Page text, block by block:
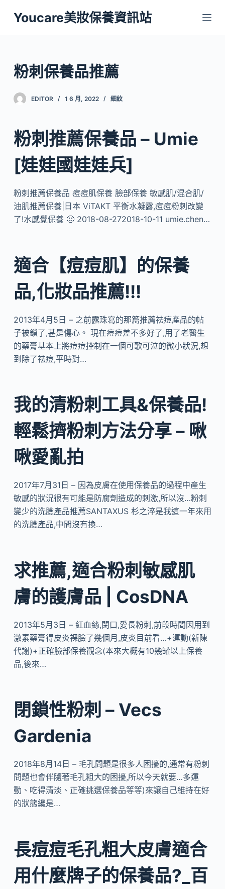
跳
至
內
容
Youcare美妝保養資訊站
粉刺保養品推薦
EDITOR 1 6 月, 2022 細紋
粉刺推薦保養品 – Umie
[娃娃國娃娃兵]
粉刺推薦保養品 痘痘肌保養 臉部保養 敏感肌/混合肌/
油肌推薦保養|日本 ViTAKT 平衡水凝露,痘痘粉刺改變
了!水感覺保養 🙂 2018-08-272018-10-11 umie.chen…
適合【痘痘肌】的保養
品,化妝品推薦!!!
2013年4月5日 – 之前露珠寫的那篇推薦祛痘產品的帖
子被鎖了,甚是傷心。 現在痘痘差不多好了,用了老醫生
的藥膏基本上將痘痘控制在一個可歌可泣的微小狀況,想
到除了祛痘,平時對…
我的清粉刺工具&保養品!
輕鬆擠粉刺方法分享 – 啾
啾愛亂拍
2017年7月31日 – 因為皮膚在使用保養品的過程中產生
敏感的狀況很有可能是防腐劑造成的刺激,所以沒…粉刺
變少的洗臉產品推薦SANTAXUS 杉之淬是我這一年來用
的洗臉產品,中間沒有換…
求推薦,適合粉刺敏感肌
膚的護膚品 | CosDNA
2013年5月3日 – 紅血絲,閉口,愛長粉刺,前段時間因用到
激素藥膏得皮炎裸臉了幾個月,皮炎目前看…+運動(新陳
代謝)+正確臉部保養觀念(本來大概有10幾罐以上保養
品,後來…
閉鎖性粉刺 – Vecs
Gardenia
2018年8月14日 – 毛孔問題是很多人困擾的,通常有粉刺
問題也會伴隨著毛孔粗大的困擾,所以今天就要…多運
動、吃得清淡、正確挑選保養品等等)來讓自己維持在好
的狀態纔是…
長痘痘毛孔粗大皮膚適合
用什麼牌子的保養品?_百